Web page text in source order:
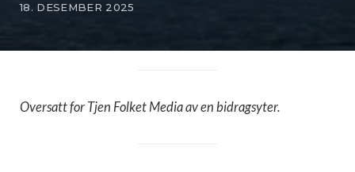
18. DESEMBER 2025
Oversatt for Tjen Folket Media av en bidragsyter.